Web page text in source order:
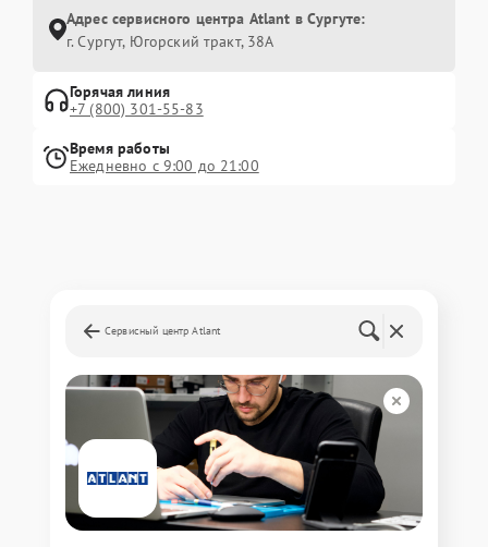
Адрес сервисного центра Atlant в Сургуте:
г. Сургут, Югорский тракт, 38А
Горячая линия
+7 (800) 301-55-83
Время работы
Ежедневно с 9:00 до 21:00
Сервисный центр Atlant